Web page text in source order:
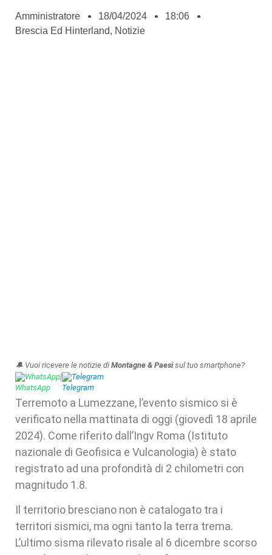
Amministratore 18/04/2024
18:06
Brescia Ed Hinterland, Notizie
🔔 Vuoi ricevere le notizie di Montagne & Paesisul tuo smartphone?
WhatsApp| Telegram
Terremoto a Lumezzane, l’evento sismico si è
verificato nella mattinata di oggi (giovedì 18 aprile
2024). Come riferito dall’Ingv Roma (Istituto
nazionale di Geofisica e Vulcanologia) è stato
registrato ad una profondità di 2 chilometri con
magnitudo 1.8.
Il territorio bresciano non è catalogato tra i
territori sismici, ma ogni tanto la terra trema.
L’ultimo sisma rilevato risale al 6 dicembre scorso